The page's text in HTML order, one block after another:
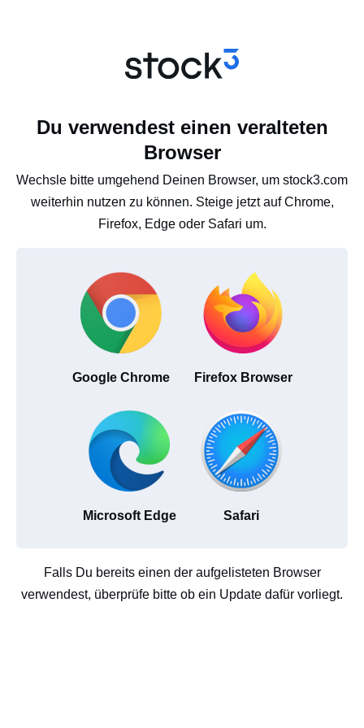
Du verwendest einen veralteten
Browser
Wechsle bitte umgehend Deinen Browser, um stock3.com
weiterhin nutzen zu können. Steige jetzt auf Chrome,
Firefox, Edge oder Safari um.
Google Chrome Firefox Browser
Microsoft Edge Safari
Falls Du bereits einen der aufgelisteten Browser
verwendest, überprüfe bitte ob ein Update dafür vorliegt.